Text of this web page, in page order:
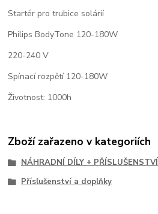
Startér pro trubice solárií
Philips BodyTone 120-180W
220-240 V
Spínací rozpětí 120-180W
Životnost: 1000h
Zboží zařazeno v kategoriích
NÁHRADNÍ DÍLY + PŘÍSLUŠENSTVÍ
Příslušenství a doplňky